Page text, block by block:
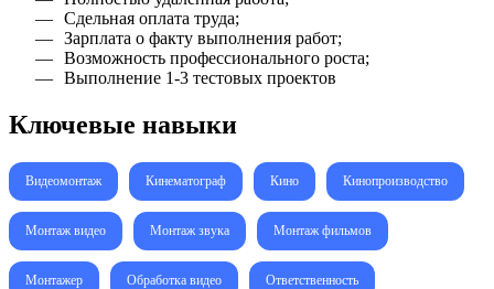
Сдельная оплата труда;
Зарплата о факту выполнения работ;
Возможность профессионального роста;
Выполнение 1-3 тестовых проектов
Ключевые навыки
Видеомонтаж Кинематограф Кино Кинопроизводство
Монтаж видео Монтаж звука Монтаж фильмов
Монтажер Обработка видео Ответственность